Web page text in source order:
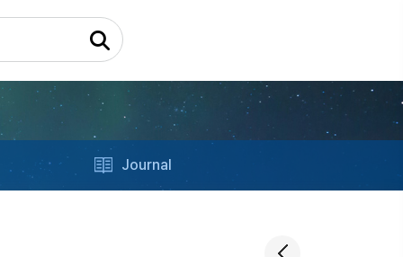
Journal